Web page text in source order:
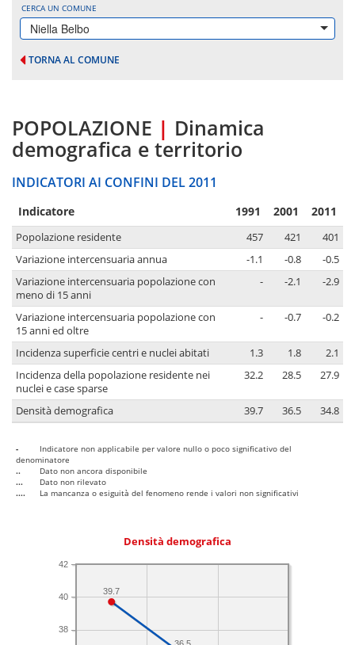
CERCA UN COMUNE
Niella Belbo
TORNA AL COMUNE
POPOLAZIONE | Dinamica
demografica e territorio
INDICATORI AI CONFINI DEL 2011
Indicatore 1991 2001 2011
Popolazione residente 457 421
401
Variazione intercensuaria annua
-1.1 -0.8
-0.5
Variazione intercensuaria popolazione con
meno di 15 anni
- -2.1 -2.9
Variazione intercensuaria popolazione con
15 anni ed oltre
- -0.7 -0.2
Incidenza superficie centri e nuclei abitati 1.3 1.8
2.1
Incidenza della popolazione residente nei
nuclei e case sparse
32.2 28.5 27.9
Densità demografica 39.7 36.5 34.8
-
Indicatore non applicabile per valore nullo o poco significativo del
denominatore
..
Dato non ancora disponibile
...
Dato non rilevato
....
La mancanza o esiguità del fenomeno rende i valori non significativi
Densità demografica
38
40
42
39.7